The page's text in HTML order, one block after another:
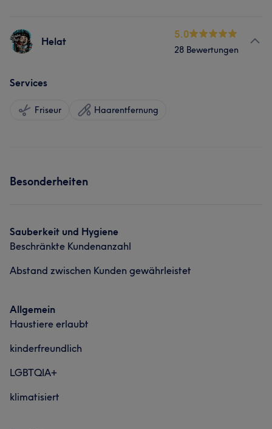
Helat
5.0
28 Bewertungen
Services
Friseur Haarentfernung
Besonderheiten
Sauberkeit und Hygiene
Beschränkte Kundenanzahl
Abstand zwischen Kunden gewährleistet
Allgemein
Haustiere erlaubt
kinderfreundlich
LGBTQIA+
klimatisiert